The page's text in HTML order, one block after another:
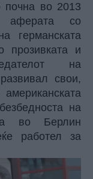
почна во 2013
со
германската
и
на
свои,
на
во Берлин
работел за